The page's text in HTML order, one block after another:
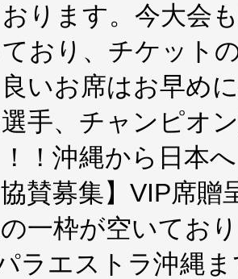
ります。今大会
おり、チケット
いお席はお早め
手、チャンピオ
！沖縄から日本
賛募集】VIP席贈
一枠が空いてお
ラエストラ沖縄